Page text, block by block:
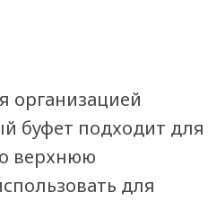
организацией
буфет подходит для
верхнюю
для